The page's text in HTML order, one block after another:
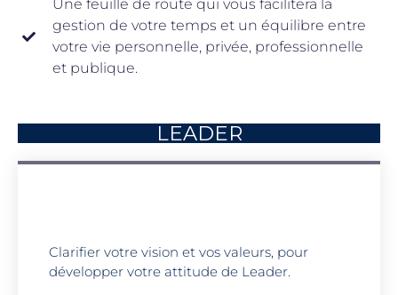
Une feuille de route qui vous facilitera la
gestion de votre temps et un équilibre entre
votre vie personnelle, privée, professionnelle
et publique.
LEADER
Clarifier votre vision et vos valeurs, pour
développer votre attitude de Leader.